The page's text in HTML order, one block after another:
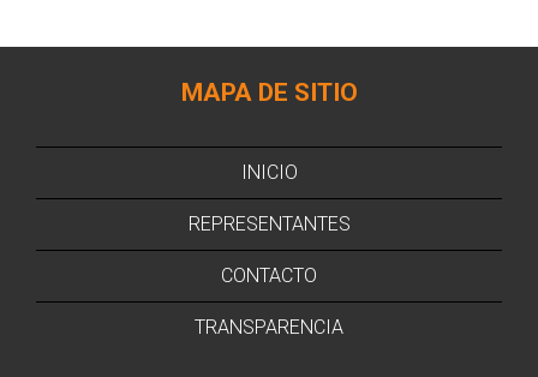
MAPA DE SITIO
INICIO
REPRESENTANTES
CONTACTO
TRANSPARENCIA